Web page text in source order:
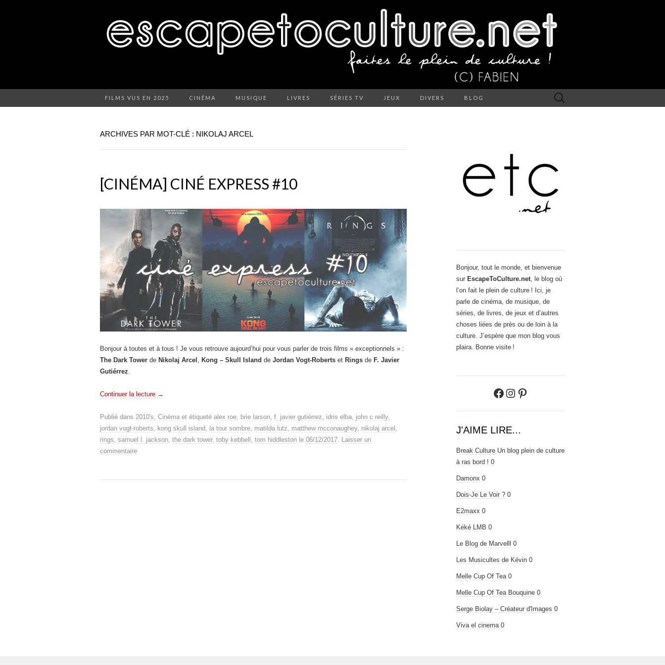
FILMS VUS EN 2025 CINÉMA MUSIQUE LIVRES SÉRIES TV JEUX DIVERS BLOG Rechercher :
ARCHIVES PAR MOT-CLÉ : NIKOLAJ ARCEL
[CINÉMA] CINÉ EXPRESS #10
Bonjour à toutes et à tous ! Je vous retrouve aujourd’hui pour vous parler de trois films « exceptionnels » :
The Dark Tower de Nikolaj Arcel Kong – Skull Island de Jordan Vogt-Roberts et Rings de F. Javier
Gutiérrez
Continuer la lecture →
Publié dans 2010's Cinéma et étiqueté alex roe brie larson f. javier gutiérrez idris elba john c reilly,
jordan vogt-roberts
kong skull island la tour sombre matilda lutz matthew mcconaughey, nikolaj arcel
rings samuel l. jackson the dark tower, toby kebbell tom hiddleston le 06/12/2017
Laisser un
commentaire
Bonjour, tout le monde, et bienvenue
sur EscapeToCulture.net , le blog où
l’on fait le plein de culture ! Ici, je
parle de cinéma, de musique, de
séries, de livres, de jeux et d’autres
choses liées de près ou de loin à la
culture. J’espère que mon blog vous
plaira. Bonne visite !
Facebook
Instagram
Pinterest
J'AIME LIRE...
Break Culture Un blog plein de culture
à ras bord ! 0
Damonx 0
Dois-Je Le Voir ? 0
E2maxx 0
Kéké LMB 0
Le Blog de Marvelll 0
Les Musicultes de Kévin 0
Melle Cup Of Tea 0
Melle Cup Of Tea Bouquine 0
Serge Biolay – Créateur d'Images 0
Viva el cinema 0